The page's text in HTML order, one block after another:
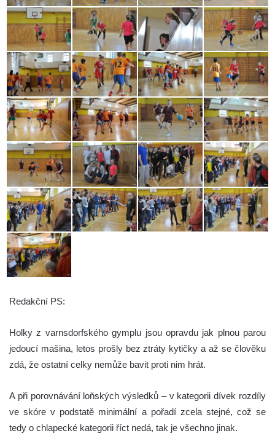
Redakční PS:
Holky z varnsdorfského gymplu jsou opravdu jak plnou parou
jedoucí mašina, letos prošly bez ztráty kytičky a až se člověku
zdá, že ostatní celky nemůže bavit proti nim hrát.
A při porovnávání loňských výsledků – v kategorii dívek rozdíly
ve skóre v podstatě minimální a pořadí zcela stejné, což se
tedy o chlapecké kategorii říct nedá, tak je všechno jinak.